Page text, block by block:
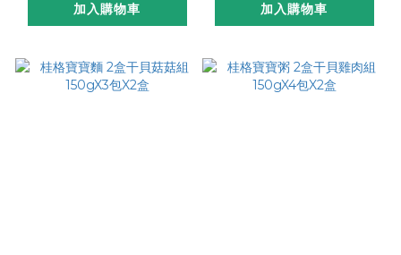
加入購物車 加入購物車